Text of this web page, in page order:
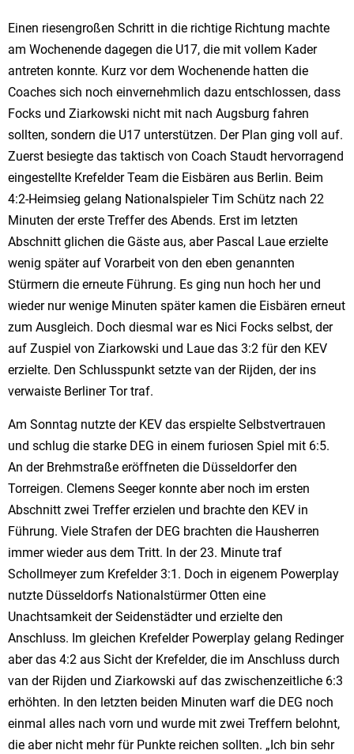
Einen riesengroßen Schritt in die richtige Richtung machte
am Wochenende dagegen die U17, die mit vollem Kader
antreten konnte. Kurz vor dem Wochenende hatten die
Coaches sich noch einvernehmlich dazu entschlossen, dass
Focks und Ziarkowski nicht mit nach Augsburg fahren
sollten, sondern die U17 unterstützen. Der Plan ging voll auf.
Zuerst besiegte das taktisch von Coach Staudt hervorragend
eingestellte Krefelder Team die Eisbären aus Berlin. Beim
4:2-Heimsieg gelang Nationalspieler Tim Schütz nach 22
Minuten der erste Treffer des Abends. Erst im letzten
Abschnitt glichen die Gäste aus, aber Pascal Laue erzielte
wenig später auf Vorarbeit von den eben genannten
Stürmern die erneute Führung. Es ging nun hoch her und
wieder nur wenige Minuten später kamen die Eisbären erneut
zum Ausgleich. Doch diesmal war es Nici Focks selbst, der
auf Zuspiel von Ziarkowski und Laue das 3:2 für den KEV
erzielte. Den Schlusspunkt setzte van der Rijden, der ins
verwaiste Berliner Tor traf.
Am Sonntag nutzte der KEV das erspielte Selbstvertrauen
und schlug die starke DEG in einem furiosen Spiel mit 6:5.
An der Brehmstraße eröffneten die Düsseldorfer den
Torreigen. Clemens Seeger konnte aber noch im ersten
Abschnitt zwei Treffer erzielen und brachte den KEV in
Führung. Viele Strafen der DEG brachten die Hausherren
immer wieder aus dem Tritt. In der 23. Minute traf
Schollmeyer zum Krefelder 3:1. Doch in eigenem Powerplay
nutzte Düsseldorfs Nationalstürmer Otten eine
Unachtsamkeit der Seidenstädter und erzielte den
Anschluss. Im gleichen Krefelder Powerplay gelang Redinger
aber das 4:2 aus Sicht der Krefelder, die im Anschluss durch
van der Rijden und Ziarkowski auf das zwischenzeitliche 6:3
erhöhten. In den letzten beiden Minuten warf die DEG noch
einmal alles nach vorn und wurde mit zwei Treffern belohnt,
die aber nicht mehr für Punkte reichen sollten. „Ich bin sehr